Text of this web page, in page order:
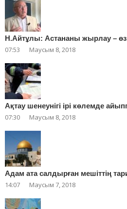
Н.Айтұлы: Астананы жырлау –
07:53 Маусым 8, 2018
Ақтау шенеунігі ірі көлемде
07:30 Маусым 8, 2018
Адам ата салдырған мешіттің
14:07 Маусым 7, 2018